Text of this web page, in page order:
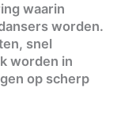
waarin
worden.
snel
worden in
op scherp